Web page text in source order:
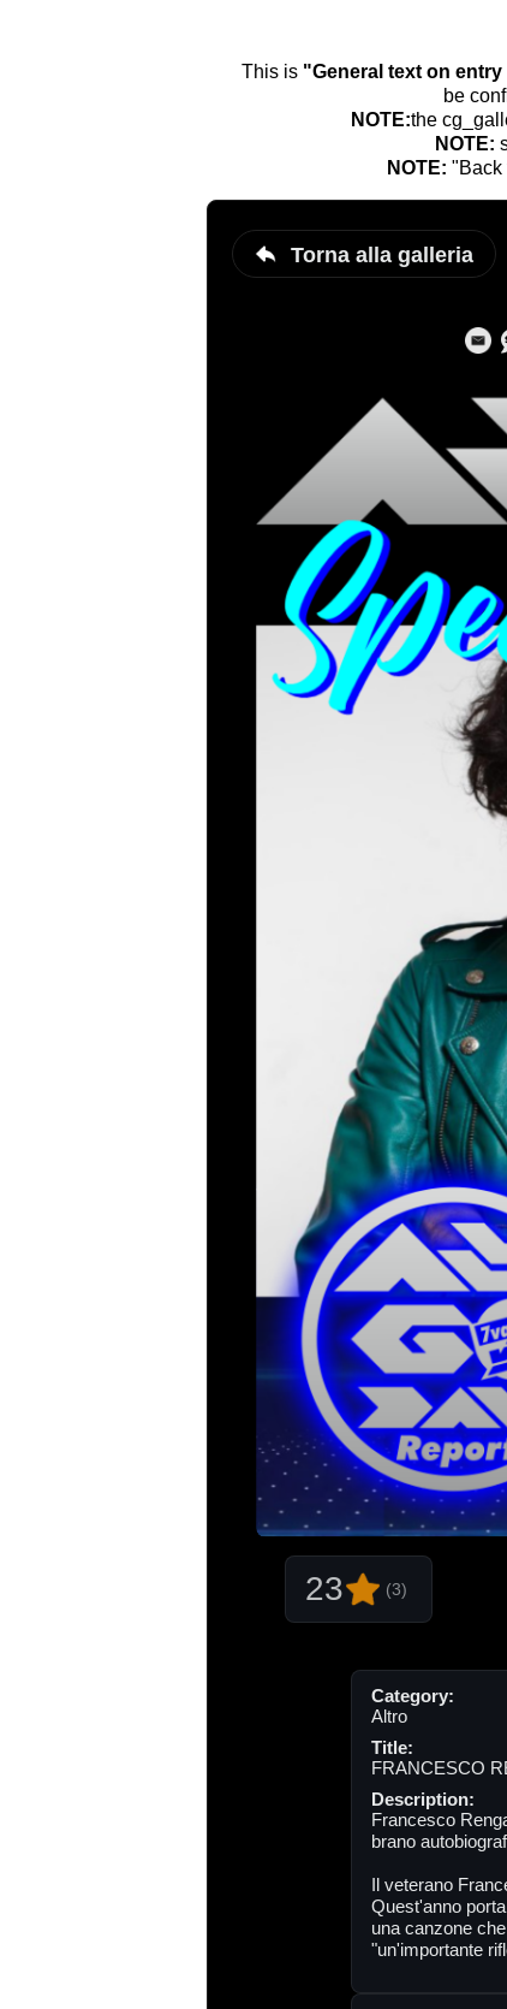
This is "General text on
be
NOTE:the
NOTE:
NOTE: "Back
Torna alla galleria
23 (3)
Category:
Altro
Title:
FRANCESCO
Description:
Francesco
brano
Il veterano
Quest'anno
una canzone
"un'importante